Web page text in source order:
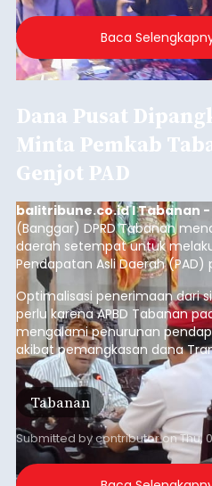
Baca
Dana Pusat
Minta Pemkab
Genjot PAD
balitribune.co.id I Tabanan -
(Banggar) DPRD Tabanan
daerah setempat untuk
Pendapatan Asli Daerah
anggaran 2027.
Optimalisasi penerimaan dari
perlu karena APBD Tabanan
mengalami penurunan
akibat pemangkasan dana
Daerah (TKD) dari pemerintah
Tabanan
Submitted bycontributoronThu,